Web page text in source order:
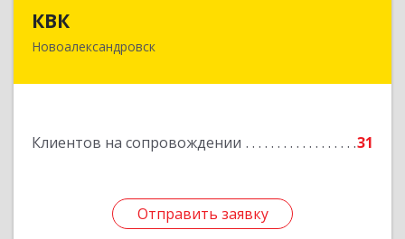
КВК
Новоалександровск
Клиентов на сопровождении 31
Отправить заявку
Подробнее
Отправить заявку